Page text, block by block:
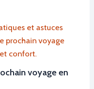
voyage en